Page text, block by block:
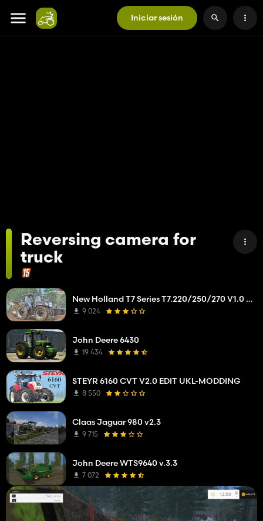
Iniciar sesión
Reversing camera for
truck
New Holland T7 Series T7.220/250/270 V1.0 Alpha
9 024
John Deere 6430
19 434
STEYR 6160 CVT V2.0 EDIT UKL-MODDING
8 550
Claas Jaguar 980 v2.3
9 715
John Deere WTS9640 v.3.3
7 072